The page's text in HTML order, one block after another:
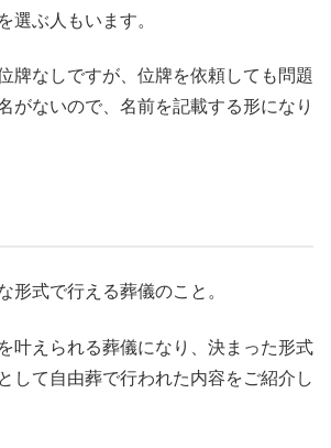
選ぶ人もいます。
牌なしですが、位牌を依頼しても問題
がないので、名前を記載する形になり
形式で行える葬儀のこと。
叶えられる葬儀になり、決まった形式
して自由葬で行われた内容をご紹介し